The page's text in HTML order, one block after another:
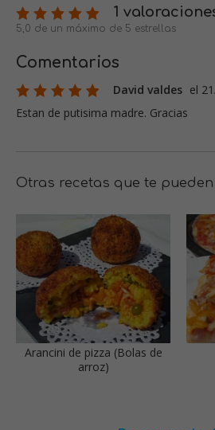
1
5,0 de un máximo de 5 estrellas
Comentarios
David valdes el
Estan de putisima madre. Gracias
Otras recetas que te
Arancini de pizza (Bolas de
arroz)